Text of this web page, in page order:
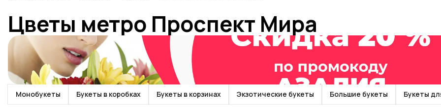
Цветы метро Проспект Мира
Монобукеты Букеты в коробках Букеты в корзинах Экзотические букеты Большие букеты Букеты